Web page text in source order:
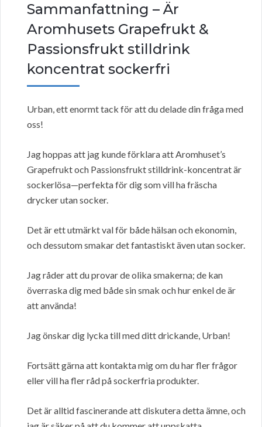
Sammanfattning – Är
Aromhusets Grapefrukt &
Passionsfrukt stilldrink
koncentrat sockerfri
Urban, ett enormt tack för att du delade din fråga med
oss!
Jag hoppas att jag kunde förklara att Aromhuset’s
Grapefrukt och Passionsfrukt stilldrink-koncentrat är
sockerlösa—perfekta för dig som vill ha fräscha
drycker utan socker.
Det är ett utmärkt val för både hälsan och ekonomin,
och dessutom smakar det fantastiskt även utan socker.
Jag råder att du provar de olika smakerna; de kan
överraska dig med både sin smak och hur enkel de är
att använda!
Jag önskar dig lycka till med ditt drickande, Urban!
Fortsätt gärna att kontakta mig om du har fler frågor
eller vill ha fler råd på sockerfria produkter.
Det är alltid fascinerande att diskutera detta ämne, och